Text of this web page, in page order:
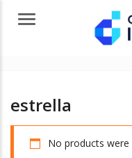
Menu
estrella
No products